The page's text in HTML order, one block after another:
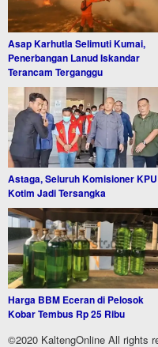
Asap Karhutla Selimuti Kumai,
Penerbangan Lanud Iskandar
Terancam Terganggu
Astaga, Seluruh Komisioner KPU
Kotim Jadi Tersangka
Harga BBM Eceran di Pelosok
Kobar Tembus Rp 25 Ribu
©2020 KaltengOnline All rights